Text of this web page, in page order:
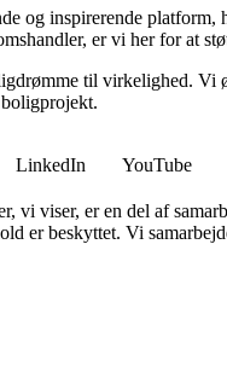
og inspirerende
er vi her for at
til virkelighed. Vi
LinkedIn YouTube
vi viser, er en del af
er beskyttet. Vi